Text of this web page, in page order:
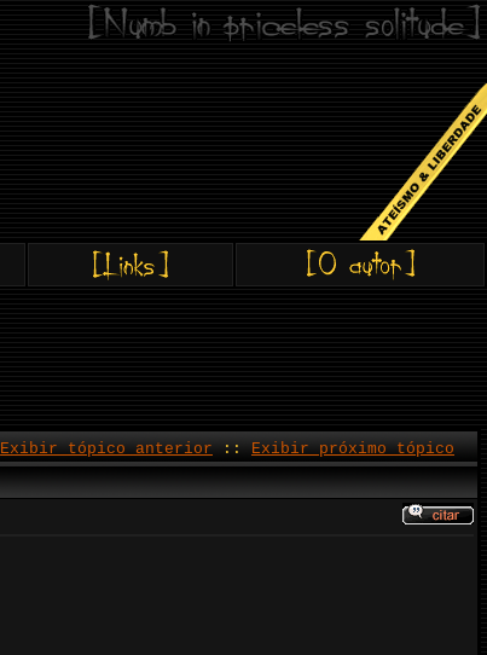
Exibir tópico anterior :: Exibir próximo tópico